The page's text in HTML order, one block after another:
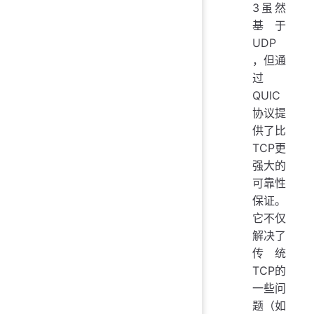
3虽然
基于
UDP
，但通
过
QUIC
协议提
供了比
TCP更
强大的
可靠性
保证。
它不仅
解决了
传统
TCP的
一些问
题（如